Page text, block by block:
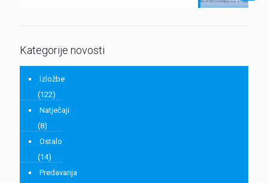
Kategorije novosti
Izložbe
(122)
Natječaji
(8)
Ostalo
(14)
Predavanja